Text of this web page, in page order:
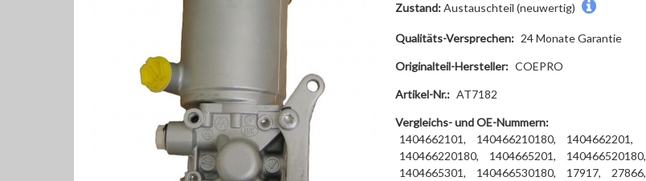
Zustand:Austauschteil (neuwertig)
Qualitäts-Versprechen: 24 Monate Garantie
Originalteil-Hersteller: COEPRO
Artikel-Nr.: AT7182
Vergleichs- und OE-Nummern:
1404662101,
140466210180,
1404662201,
140466220180,
1404665201,
140466520180,
1404665301,
140466530180, 17917,
27866,